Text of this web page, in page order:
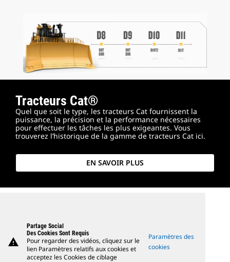
Tracteurs Cat®
Quel que soit le type, les tracteurs Cat fournissent la
puissance, la précision et la performance nécessaires
pour effectuer les tâches les plus exigeantes. Vous
trouverez l’historique de la gamme de tracteurs Cat ici.
EN SAVOIR PLUS
warning
Partage Social
Des Cookies Sont Requis
Pour regarder des vidéos, cliquez sur le
lien Paramètres relatifs aux cookies et
acceptez les Cookies de ciblage
Paramètres des
cookies